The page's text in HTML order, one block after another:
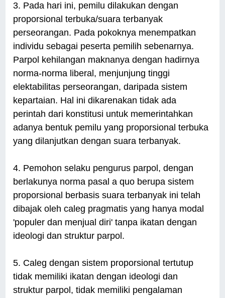
3. Pada hari ini, pemilu dilakukan dengan
proporsional terbuka/suara terbanyak
perseorangan. Pada pokoknya menempatkan
individu sebagai peserta pemilih sebenarnya.
Parpol kehilangan maknanya dengan hadirnya
norma-norma liberal, menjunjung tinggi
elektabilitas perseorangan, daripada sistem
kepartaian. Hal ini dikarenakan tidak ada
perintah dari konstitusi untuk memerintahkan
adanya bentuk pemilu yang proporsional terbuka
yang dilanjutkan dengan suara terbanyak.
4. Pemohon selaku pengurus parpol, dengan
berlakunya norma pasal a quo berupa sistem
proporsional berbasis suara terbanyak ini telah
dibajak oleh caleg pragmatis yang hanya modal
'populer dan menjual diri' tanpa ikatan dengan
ideologi dan struktur parpol.
5. Caleg dengan sistem proporsional tertutup
tidak memiliki ikatan dengan ideologi dan
struktur parpol, tidak memiliki pengalaman